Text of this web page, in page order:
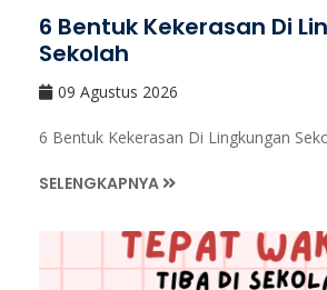
6 Bentuk Kekerasan Di
Sekolah
09 Agustus 2026
6 Bentuk Kekerasan Di Lingkungan
SELENGKAPNYA